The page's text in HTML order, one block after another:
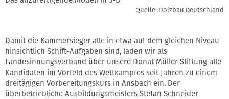
Quelle: Holzbau Deutschland
Damit die Kammersieger alle in etwa auf dem gleichen Niveau
hinsichtlich Schift-Aufgaben sind, laden wir als
Landesinnungsverband über unsere Donat Müller Stiftung alle
Kandidaten im Vorfeld des Wettkampfes seit Jahren zu einem
dreitägigen Vorbereitungskurs in Ansbach ein. Der
überbetriebliche Ausbildungsmeisters Stefan Schneider